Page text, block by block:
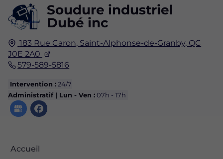
Soudure industriel
Dubé inc
183 Rue Caron, Saint-Alphonse-de-Granby, QC
J0E 2A0
579-589-5816
Intervention :24/7
Administratif | Lun - Ven :07h - 17h
Accueil